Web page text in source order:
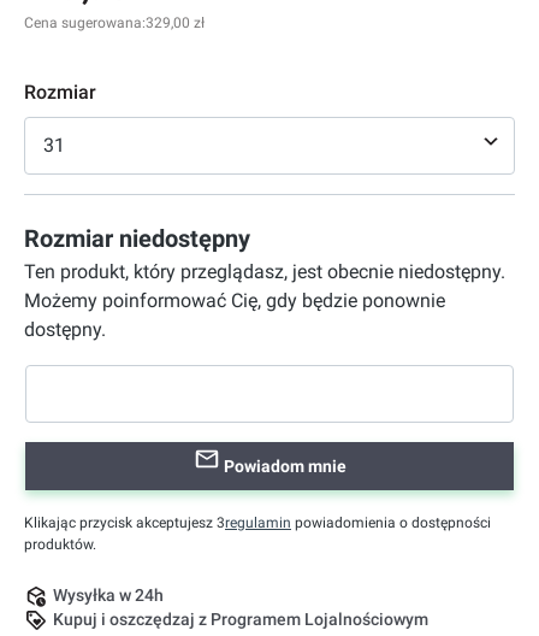
Cena sugerowana:329,00 zł
Rozmiar
31
Rozmiar niedostępny
Ten produkt, który przeglądasz, jest obecnie niedostępny.
Możemy poinformować Cię, gdy będzie ponownie
dostępny.
Powiadom mnie
Klikając przycisk akceptujesz 3regulamin powiadomienia o dostępności
produktów.
Wysyłka w 24h
Kupuj i oszczędzaj z Programem Lojalnościowym